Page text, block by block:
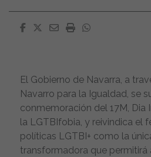
Facebook
Twitter
EmailImprimirWhatsapp
El Gobierno de Navarra, a
Navarro para la Igualdad, se
conmemoración del 17M, Dia
la LGTBIfobia, y reivindica el
políticas LGTBI+ como la
transformadora que permitirá